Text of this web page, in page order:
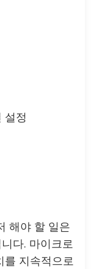
설정
해야 할 일은
다. 마이크로
지속적으로